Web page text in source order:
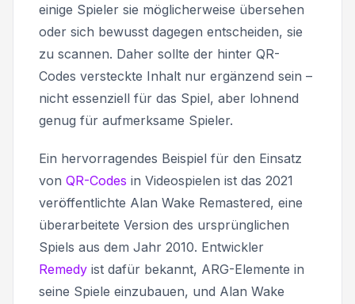
einige Spieler sie möglicherweise übersehen
oder sich bewusst dagegen entscheiden, sie
zu scannen. Daher sollte der hinter QR-
Codes versteckte Inhalt nur ergänzend sein –
nicht essenziell für das Spiel, aber lohnend
genug für aufmerksame Spieler.
Ein hervorragendes Beispiel für den Einsatz
von QR-Codes in Videospielen ist das 2021
veröffentlichte Alan Wake Remastered, eine
überarbeitete Version des ursprünglichen
Spiels aus dem Jahr 2010. Entwickler
Remedy ist dafür bekannt, ARG-Elemente in
seine Spiele einzubauen, und Alan Wake